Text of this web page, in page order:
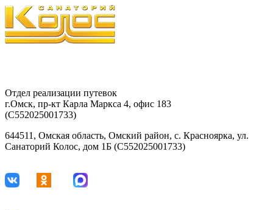
Отдел реализации путевок
г.Омск, пр-кт Карла Маркса 4, офис 183
(С552025001733)
644511, Омская область, Омский район, с. Красноярка, ул.
Санаторий Колос, дом 1Б (С552025001733)